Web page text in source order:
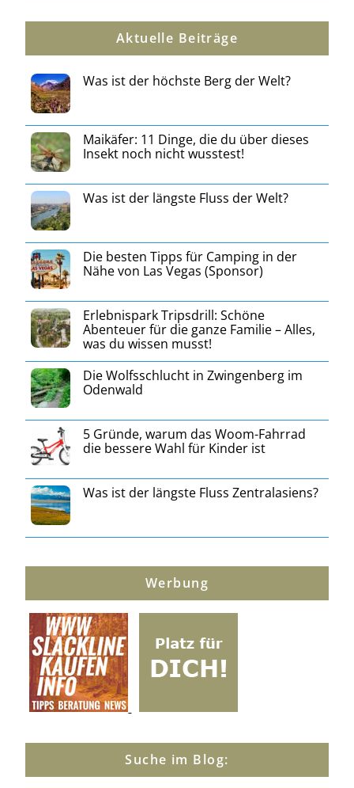
Aktuelle Beiträge
Was ist der höchste Berg der Welt?
Maikäfer: 11 Dinge, die du über dieses
Insekt noch nicht wusstest!
Was ist der längste Fluss der Welt?
Die besten Tipps für Camping in der
Nähe von Las Vegas (Sponsor)
Erlebnispark Tripsdrill: Schöne
Abenteuer für die ganze Familie – Alles,
was du wissen musst!
Die Wolfsschlucht in Zwingenberg im
Odenwald
5 Gründe, warum das Woom-Fahrrad
die bessere Wahl für Kinder ist
Was ist der längste Fluss Zentralasiens?
Werbung
Suche im Blog: